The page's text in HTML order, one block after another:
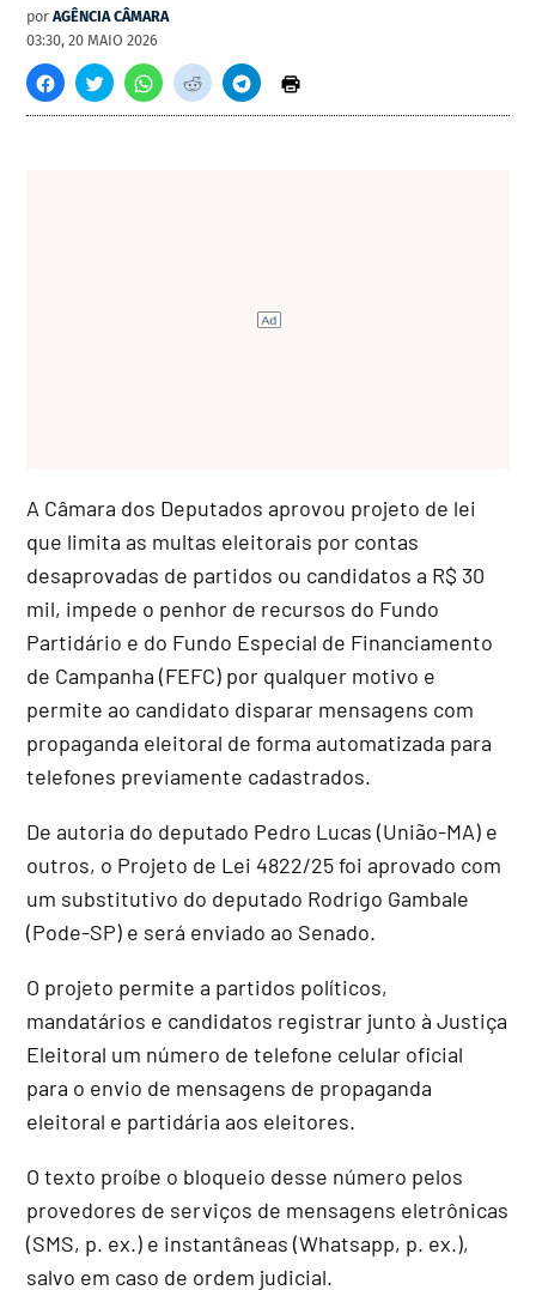
por AGÊNCIA CÂMARA
03:30, 20 MAIO 2026
A Câmara dos Deputados aprovou projeto de lei
que limita as multas eleitorais por contas
desaprovadas de partidos ou candidatos a R$ 30
mil, impede o penhor de recursos do Fundo
Partidário e do Fundo Especial de Financiamento
de Campanha (FEFC) por qualquer motivo e
permite ao candidato disparar mensagens com
propaganda eleitoral de forma automatizada para
telefones previamente cadastrados.
De autoria do deputado Pedro Lucas (União-MA) e
outros, o Projeto de Lei 4822/25 foi aprovado com
um substitutivo do deputado Rodrigo Gambale
(Pode-SP) e será enviado ao Senado.
O projeto permite a partidos políticos,
mandatários e candidatos registrar junto à Justiça
Eleitoral um número de telefone celular oficial
para o envio de mensagens de propaganda
eleitoral e partidária aos eleitores.
O texto proíbe o bloqueio desse número pelos
provedores de serviços de mensagens eletrônicas
(SMS, p. ex.) e instantâneas (Whatsapp, p. ex.),
salvo em caso de ordem judicial.